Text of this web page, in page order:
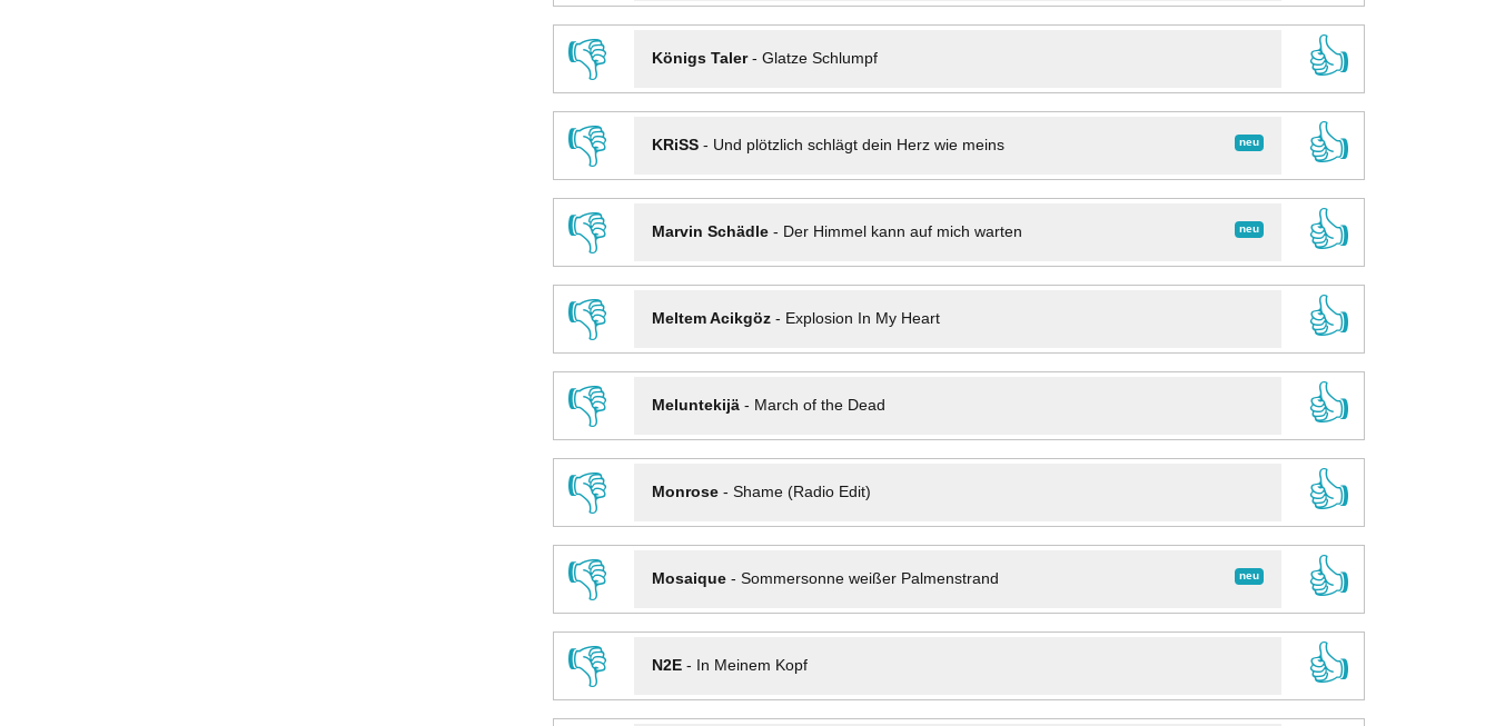
👎
Königs Taler- Glatze Schlumpf
👍
👎
neu
KRiSS- Und plötzlich schlägt dein Herz wie meins
👍
👎
neu
Marvin Schädle- Der Himmel kann auf mich warten
👍
👎
Meltem Acikgöz- Explosion In My Heart
👍
👎
Meluntekijä- March of the Dead
👍
👎
Monrose- Shame (Radio Edit)
👍
👎
neu
Mosaique- Sommersonne weißer Palmenstrand
👍
👎
N2E- In Meinem Kopf
👍